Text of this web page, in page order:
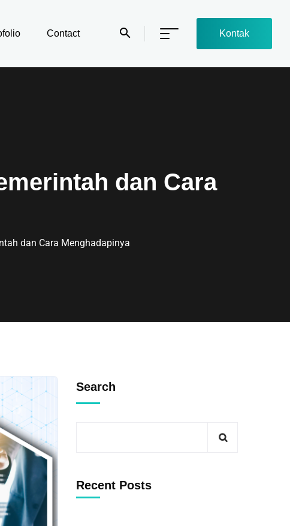
Contact Kontak
dan Cara
dan Cara Menghadapinya
Search
Recent Posts